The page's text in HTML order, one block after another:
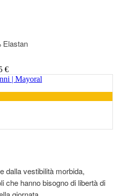
Elastan
€
dalla vestibilità morbida,
che hanno bisogno di libertà di